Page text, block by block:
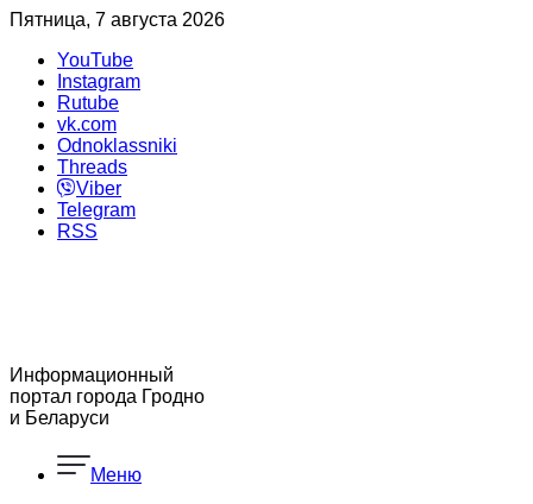
Пятница, 7 августа 2026
YouTube
Instagram
Rutube
vk.com
Odnoklassniki
Threads
Viber
Telegram
RSS
Информационный
портал города Гродно
и Беларуси
Меню